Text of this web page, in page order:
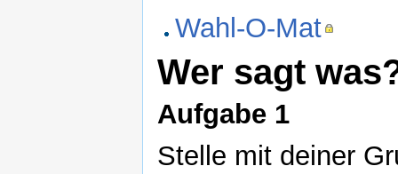
Wahl-O-Mat
Wer sagt
Aufgabe 1
Stelle mit deiner